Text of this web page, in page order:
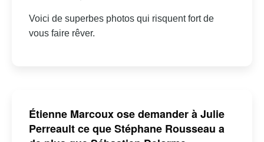
Voici de superbes photos qui risquent fort de
vous faire rêver.
Étienne Marcoux ose demander à Julie
Perreault ce que Stéphane Rousseau a